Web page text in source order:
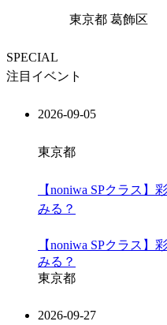
東京都 葛飾区
SPECIAL
注目イベント
2026-09-05
東京都
【noniwa SPクラス】
みる？
【noniwa SPクラス】
みる？
東京都
2026-09-27